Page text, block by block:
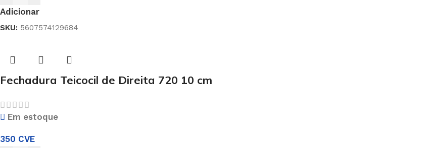
Adicionar
SKU: 5607574129684
Fechadura Teicocil de Direita 720 10 cm
Em estoque
350 CVE